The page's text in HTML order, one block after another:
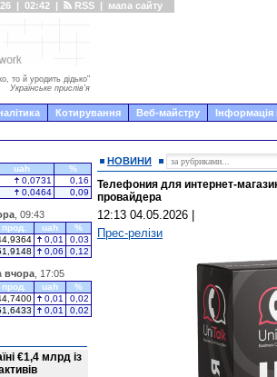
| 02:42 | RSS | мапа сайту
то й уродить дідько"
Українське прислів'я
Котирування Веб-майстру Інформація
НОВИНИ
Телефония для интернет-
провайдера
12:13 04.05.2026
Прес-релізи
uah
%
0,0731
0,16
0,0464 0,09
, 09:43
прод. uah
%
0,01
0,03
0,06 0,12
вчора , 17:05
прод. uah
%
0,01
0,02
0,01 0,02
€1,4 млрд із